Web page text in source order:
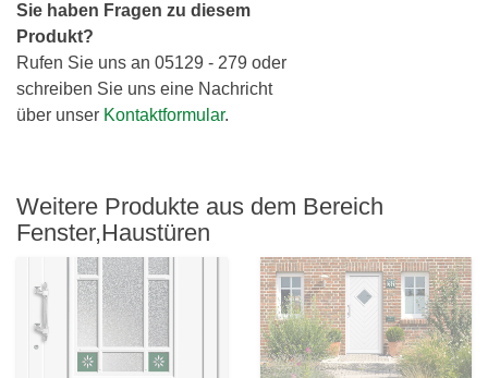
b
R
Sie haben Fragen zu diesem
Produkt?
Rufen Sie uns an 05129 - 279 oder
schreiben Sie uns eine Nachricht
über unser Kontaktformular.
Weitere Produkte aus dem Bereich
Fenster,Haustüren